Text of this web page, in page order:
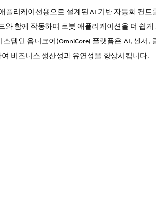
플리케이션용으로 설계된 AI 기반 자동화 컨트
와 함께 작동하며 로봇 애플리케이션을 더 쉽
템인 옴니코어(OmniCore) 플랫폼은 AI, 센서,
비즈니스 생산성과 유연성을 향상시킵니다.